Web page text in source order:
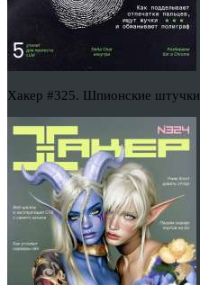
Хакер #325. Шпионские штучки